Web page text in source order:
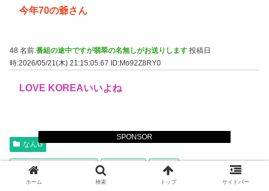
SPONSOR
今年70の爺さん
48 名前:番組の途中ですが翡翠の名無しがお送りします 投稿日
時:2026/05/21(木) 21:15:05.67
ID:Mo92Z8RY0
LOVE KOREAいいよね
なんG
サザンオールスターズ 音楽
ホーム 検索 トップ サイドバー